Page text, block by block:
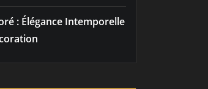
: Élégance Intemporelle